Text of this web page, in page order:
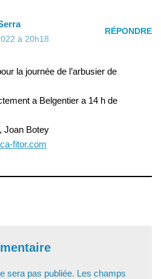
à 20h18
RÉPONDRE
la journée de l’arbusier de
a Belgentier a 14 h de
Joan Botey
fitor.com
sera pas publiée. Les champs